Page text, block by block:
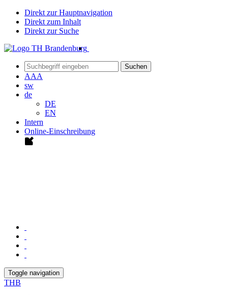
Direkt zur Hauptnavigation
Direkt zum Inhalt
Direkt zur Suche
Suchen
AAA
sw
de
DE
EN
Intern
Online-Einschreibung
Toggle navigation
THB